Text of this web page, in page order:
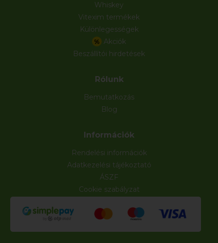
Whiskey
Vitexim termékek
Különlegességek
% Akciók
Beszállítói hirdetések
Rólunk
Bemutatkozás
Blog
Információk
Rendelési információk
Adatkezelési tájékoztató
ÁSZF
Cookie szabályzat